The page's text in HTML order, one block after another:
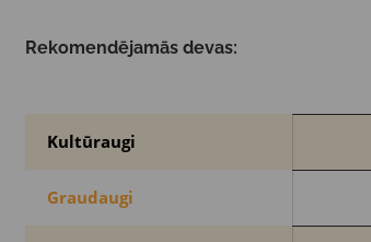
Rekomendējamās devas:
Kultūraugi
Graudaugi